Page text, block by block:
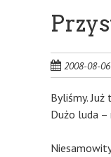
2008-08-06
Byliśmy.
Dużo luda –